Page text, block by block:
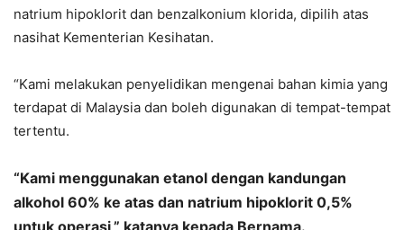
natrium hipoklorit dan benzalkonium klorida, dipilih atas
nasihat Kementerian Kesihatan.
“Kami melakukan penyelidikan mengenai bahan kimia yang
terdapat di Malaysia dan boleh digunakan di tempat-tempat
tertentu.
“Kami menggunakan etanol dengan kandungan
alkohol 60% ke atas dan natrium hipoklorit 0,5%
untuk operasi,” katanya kepada Bernama.